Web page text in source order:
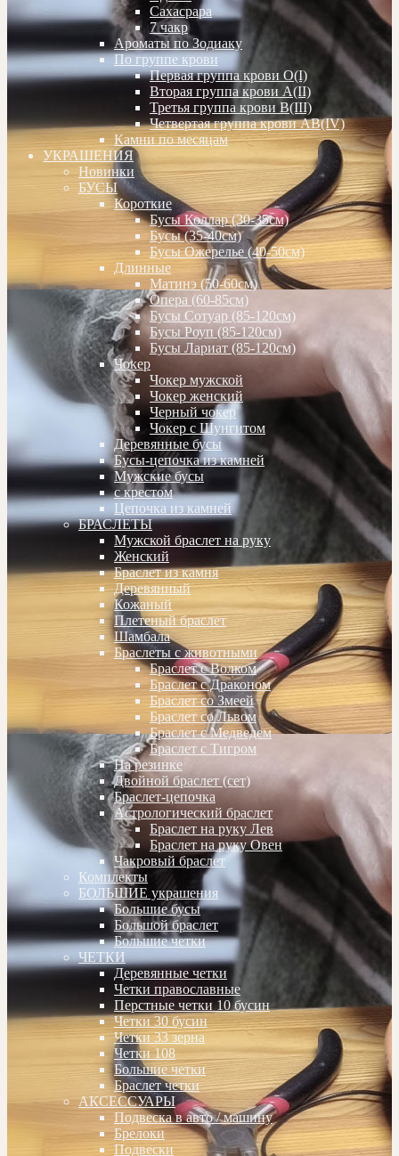
Сахасрара
7 чакр
Ароматы по Зодиаку
По группе крови
Первая группа крови О(I)
Вторая группа крови А(II)
Третья группа крови В(III)
Четвертая группа крови АВ(IV)
Камни по месяцам
УКРАШЕНИЯ
Новинки
БУСЫ
Короткие
Бусы Коллар (30-35см)
Бусы (35-40см)
Бусы Ожерелье (40-50см)
Длинные
Матинэ (50-60см)
Опера (60-85см)
Бусы Сотуар (85-120см)
Бусы Роуп (85-120см)
Бусы Лариат (85-120см)
Чокер
Чокер мужской
Чокер женский
Черный чокер
Чокер с Шунгитом
Деревянные бусы
Бусы-цепочка из камней
Мужские бусы
с крестом
Цепочка из камней
БРАСЛЕТЫ
Мужской браслет на руку
Женский
Браслет из камня
Деревянный
Кожаный
Плетеный браслет
Шамбала
Браслеты с животными
Браслет с Волком
Браслет с Драконом
Браслет со Змеей
Браслет со Львом
Браслет с Медведем
Браслет с Тигром
На резинке
Двойной браслет (сет)
Браслет-цепочка
Астрологический браслет
Браслет на руку Лев
Браслет на руку Овен
Чакровый браслет
Комплекты
БОЛЬШИЕ украшения
Большие бусы
Большой браслет
Большие четки
ЧЕТКИ
Деревянные четки
Четки православные
Перстные четки 10 бусин
Четки 30 бусин
Четки 33 зерна
Четки 108
Большие четки
Браслет четки
АКСЕССУАРЫ
Подвеска в авто / машину
Брелоки
Подвески